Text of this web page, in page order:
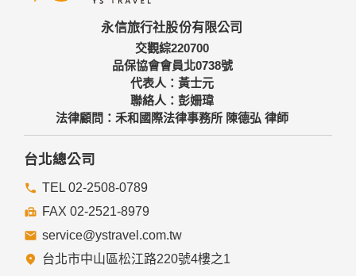
永信旅行社股份有限公司
交觀綜220700
品保協會會員北0738號
代表人：黃士元
聯絡人：彭姍瑋
法律顧問：禾和國際法律事務所 陳德弘 律師
台北總公司
TEL 02-2508-0789
FAX 02-2521-8979
service@ystravel.com.tw
台北市中山區松江路220號4樓之1